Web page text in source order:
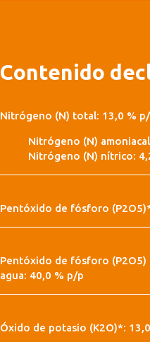
Contenido
Nitrógeno (N) total: 13,0 %
Nitrógeno (N)
Nitrógeno (N) nítrico:
Pentóxido de fósforo
Pentóxido de fósforo
agua: 40,0 % p/p
Óxido de potasio (K2O)*: